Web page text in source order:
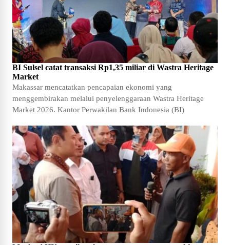
BI Sulsel catat transaksi Rp1,35 miliar di Wastra Heritage
Market
Makassar mencatatkan pencapaian ekonomi yang
menggembirakan melalui penyelenggaraan Wastra Heritage
Market 2026. Kantor Perwakilan Bank Indonesia (BI)